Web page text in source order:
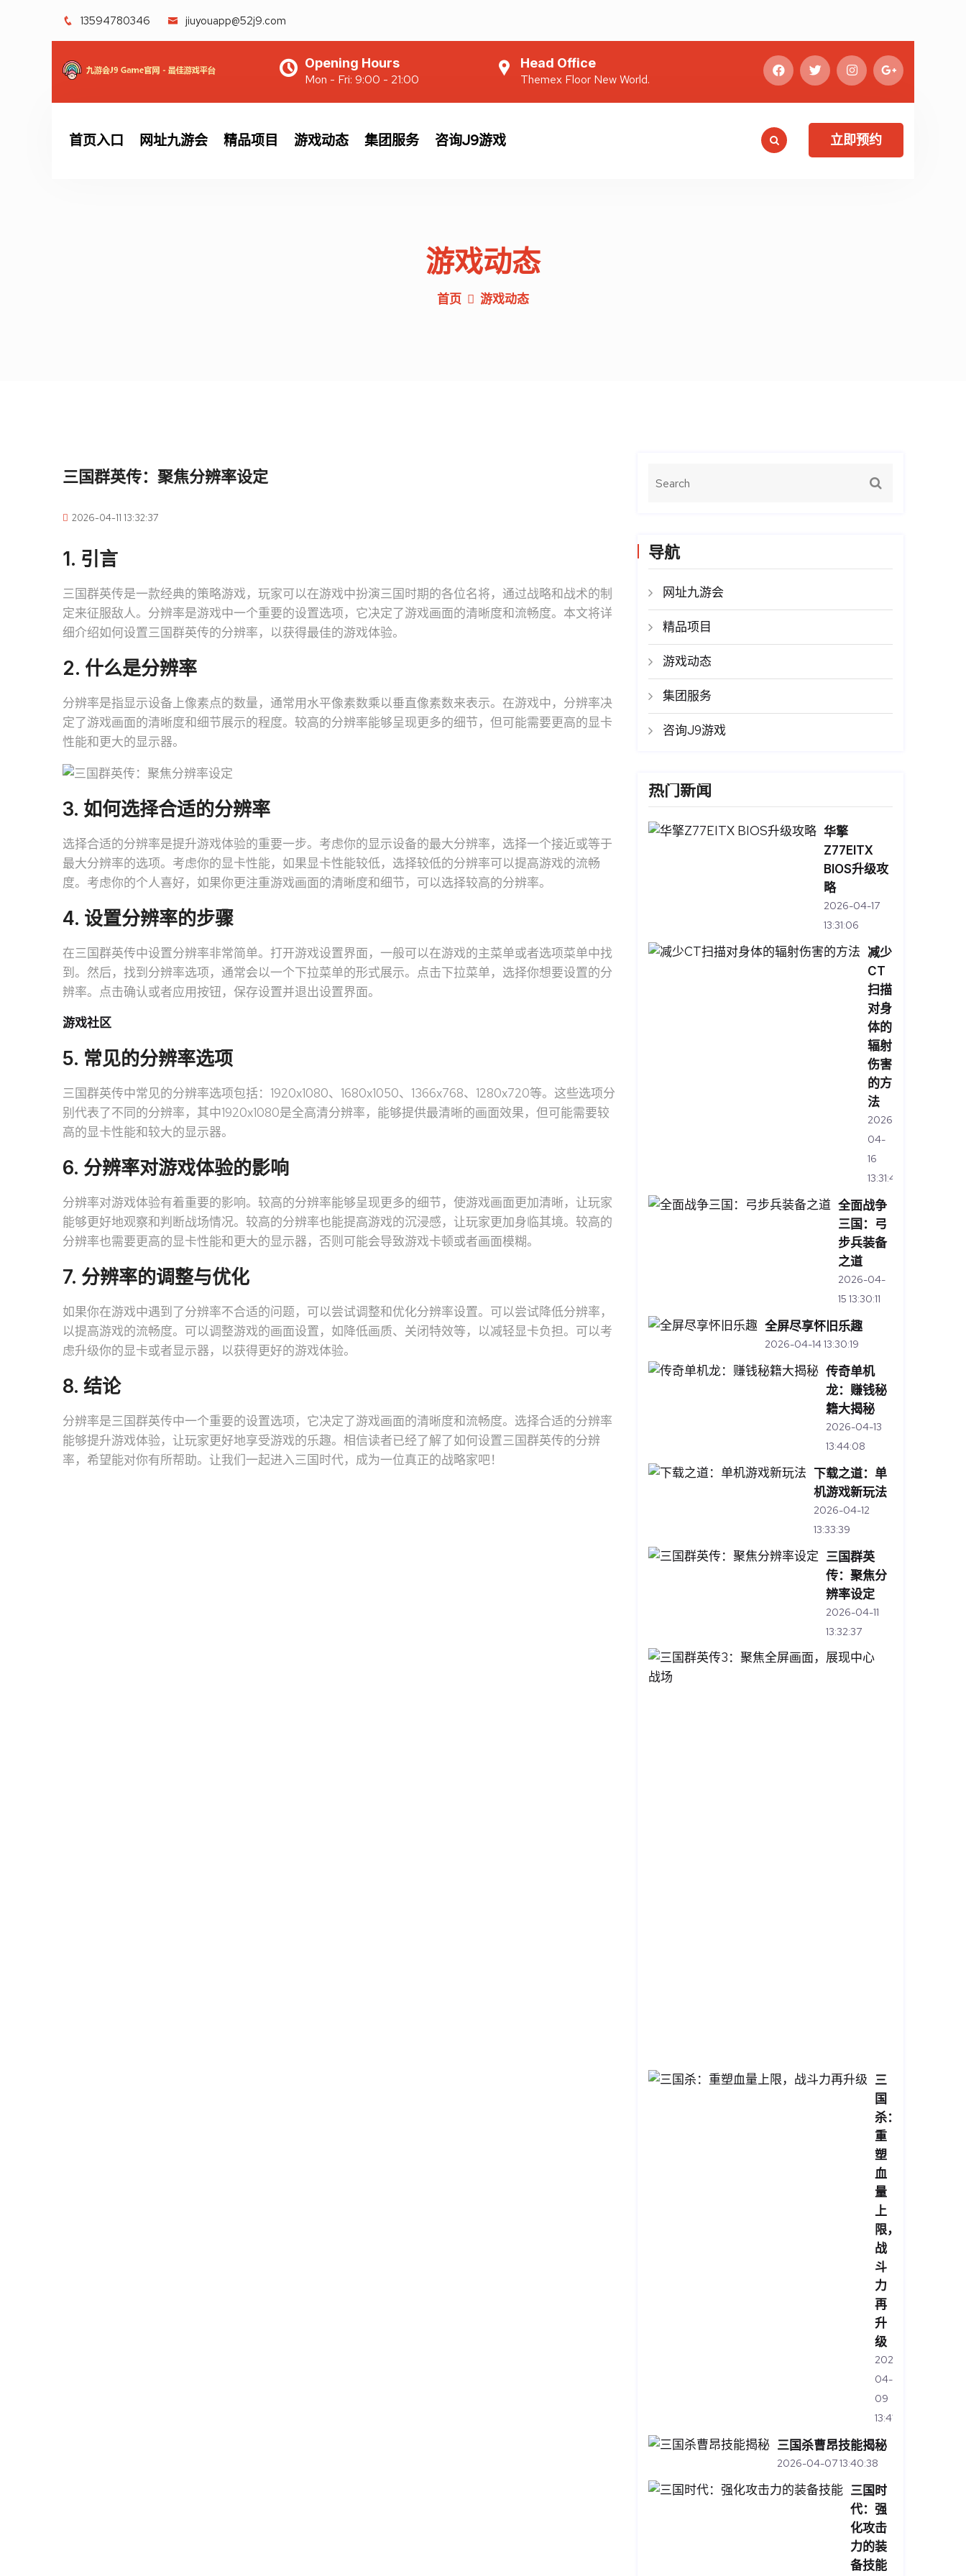
13594780346 jiuyouapp@52j9.com
Opening Hours
Mon - Fri: 9:00 - 21:00
Head Office
Themex Floor New World.
首页入口 网址九游会 精品项目 游戏动态 集团服务 咨询J9游戏 立即预约
游戏动态
首页 游戏动态
三国群英传：聚焦分辨率设定
2026-04-11 13:32:37
1. 引言
三国群英传是一款经典的策略游戏，玩家可以在游戏中扮演三国时期的各位名将，通过战略和战术的制
定来征服敌人。分辨率是游戏中一个重要的设置选项，它决定了游戏画面的清晰度和流畅度。本文将详
细介绍如何设置三国群英传的分辨率，以获得最佳的游戏体验。
2. 什么是分辨率
分辨率是指显示设备上像素点的数量，通常用水平像素数乘以垂直像素数来表示。在游戏中，分辨率决
定了游戏画面的清晰度和细节展示的程度。较高的分辨率能够呈现更多的细节，但可能需要更高的显卡
性能和更大的显示器。
3. 如何选择合适的分辨率
选择合适的分辨率是提升游戏体验的重要一步。考虑你的显示设备的最大分辨率，选择一个接近或等于
最大分辨率的选项。考虑你的显卡性能，如果显卡性能较低，选择较低的分辨率可以提高游戏的流畅
度。考虑你的个人喜好，如果你更注重游戏画面的清晰度和细节，可以选择较高的分辨率。
4. 设置分辨率的步骤
在三国群英传中设置分辨率非常简单。打开游戏设置界面，一般可以在游戏的主菜单或者选项菜单中找
到。然后，找到分辨率选项，通常会以一个下拉菜单的形式展示。点击下拉菜单，选择你想要设置的分
辨率。点击确认或者应用按钮，保存设置并退出设置界面。
游戏社区
5. 常见的分辨率选项
三国群英传中常见的分辨率选项包括：1920x1080、1680x1050、1366x768、1280x720等。这些选项分
别代表了不同的分辨率，其中1920x1080是全高清分辨率，能够提供最清晰的画面效果，但可能需要较
高的显卡性能和较大的显示器。
6. 分辨率对游戏体验的影响
分辨率对游戏体验有着重要的影响。较高的分辨率能够呈现更多的细节，使游戏画面更加清晰，让玩家
能够更好地观察和判断战场情况。较高的分辨率也能提高游戏的沉浸感，让玩家更加身临其境。较高的
分辨率也需要更高的显卡性能和更大的显示器，否则可能会导致游戏卡顿或者画面模糊。
7. 分辨率的调整与优化
如果你在游戏中遇到了分辨率不合适的问题，可以尝试调整和优化分辨率设置。可以尝试降低分辨率，
以提高游戏的流畅度。可以调整游戏的画面设置，如降低画质、关闭特效等，以减轻显卡负担。可以考
虑升级你的显卡或者显示器，以获得更好的游戏体验。
8. 结论
分辨率是三国群英传中一个重要的设置选项，它决定了游戏画面的清晰度和流畅度。选择合适的分辨率
能够提升游戏体验，让玩家更好地享受游戏的乐趣。相信读者已经了解了如何设置三国群英传的分辨
率，希望能对你有所帮助。让我们一起进入三国时代，成为一位真正的战略家吧！
导航
网址九游会
精品项目
游戏动态
集团服务
咨询J9游戏
热门新闻
华擎
Z77EITX
BIOS升级攻
略
2026-04-17
13:31:06
减少
CT
扫描
对身
体的
辐射
伤害
的方
法
2026-
04-
16
13:31:46
全面战争
三国：弓
步兵装备
之道
2026-04-
15 13:30:11
全屏尽享怀旧乐趣
2026-04-14 13:30:19
传奇单机
龙：赚钱秘
籍大揭秘
2026-04-13
13:44:08
下载之道：单
机游戏新玩法
2026-04-12
13:33:39
三国群英
传：聚焦分
辨率设定
2026-04-11
13:32:37
三
国
杀：
重
塑
血
量
上
限，
战
斗
力
再
升
级
2026-
04-
09
13:41:45
三国杀曹昂技能揭秘
2026-04-07 13:40:38
三国时
代：强
化攻击
力的装
备技能